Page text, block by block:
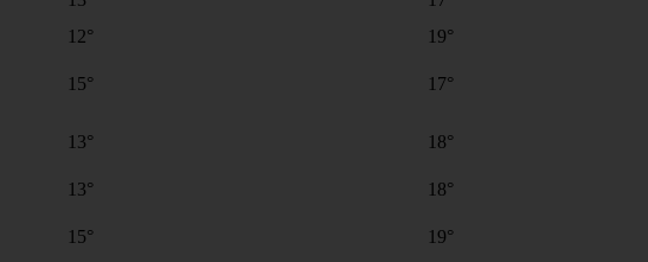
12° 19°
15° 17°
13° 18°
13° 18°
15° 19°